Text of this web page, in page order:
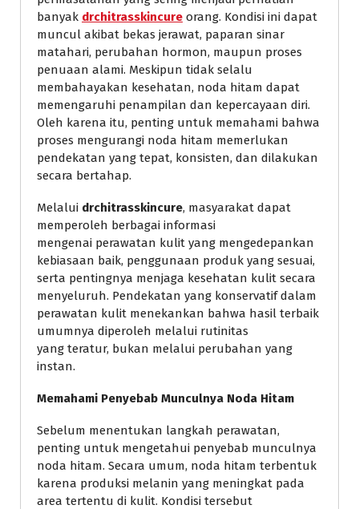
banyak drchitrasskincure orang. Kondisi ini dapat
muncul akibat bekas jerawat, paparan sinar
matahari, perubahan hormon, maupun proses
penuaan alami. Meskipun tidak selalu
membahayakan kesehatan, noda hitam dapat
memengaruhi penampilan dan kepercayaan diri.
Oleh karena itu, penting untuk memahami bahwa
proses mengurangi noda hitam memerlukan
pendekatan yang tepat, konsisten, dan dilakukan
secara bertahap.
Melalui drchitrasskincure, masyarakat dapat
memperoleh berbagai informasi
mengenai perawatan kulit yang mengedepankan
kebiasaan baik, penggunaan produk yang sesuai,
serta pentingnya menjaga kesehatan kulit secara
menyeluruh. Pendekatan yang konservatif dalam
perawatan kulit menekankan bahwa hasil terbaik
umumnya diperoleh melalui rutinitas
yang teratur, bukan melalui perubahan yang
instan.
Memahami Penyebab Munculnya Noda Hitam
Sebelum menentukan langkah perawatan,
penting untuk mengetahui penyebab munculnya
noda hitam. Secara umum, noda hitam terbentuk
karena produksi melanin yang meningkat pada
area tertentu di kulit. Kondisi tersebut